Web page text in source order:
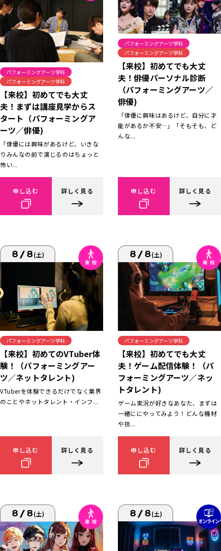
パフォーミングアーツ学科
パフォーミングアーツ学科
【来校】初めてでも大丈
夫！まずは講座見学からス
タート（パフォーミングア
ーツ／俳優)
「俳優には興味があるけど、いきな
りみんなの前で演じるのはちょっと
怖い...
申し込む 詳しく見る
パフォーミングアーツ学科
パフォーミングアーツ学科
【来校】初めてでも大丈
夫！俳優パーソナル診断
（パフォーミングアーツ／
俳優)
「俳優に興味はあるけど、自分に才
能があるか不安…」「そもそも、ど
んな...
申し込む 詳しく見る
8/8(土)
パフォーミングアーツ学科
【来校】初めてのVTuber体
験！（パフォーミングアー
ツ／ネットタレント)
VTuberを体験できるだけでなく業界
のことやネットタレント・インフ...
申し込む 詳しく見る
8/8(土)
パフォーミングアーツ学科
【来校】初めてでも大丈
夫！ゲーム配信体験！（パ
フォーミングアーツ／ネッ
トタレント)
ゲーム実況が好きなあなた、まずは
一緒ににやってみよう！どんな機材
や技...
申し込む 詳しく見る
8/8(土) 8/8(土)